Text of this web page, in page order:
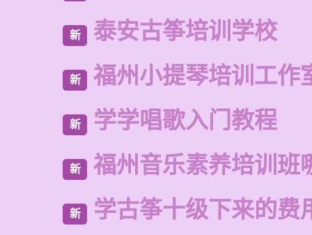
新 泰安古筝培训学校
新 福州小提琴培训工作
新 学学唱歌入门教程
新 福州音乐素养培训班
新 学古筝十级下来的费